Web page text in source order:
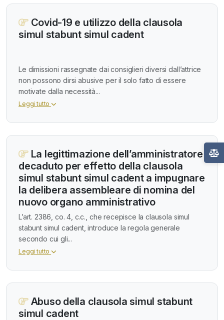
Covid-19 e utilizzo della clausola
simul stabunt simul cadent
Le dimissioni rassegnate dai consiglieri diversi dall’attrice
non possono dirsi abusive per il solo fatto di essere
motivate dalla necessità...
Leggi tutto
La legittimazione dell’amministratore
decaduto per effetto della clausola
simul stabunt simul cadent a impugnare
la delibera assembleare di nomina del
nuovo organo amministrativo
L’art. 2386, co. 4, c.c., che recepisce la clausola simul
stabunt simul cadent, introduce la regola generale
secondo cui gli...
Leggi tutto
Abuso della clausola simul stabunt
simul cadent